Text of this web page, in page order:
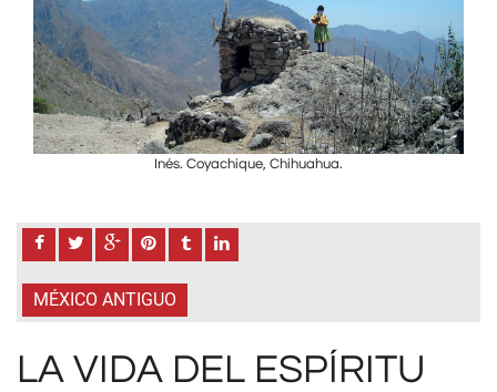
Inés. Coyachique, Chihuahua.
MÉXICO ANTIGUO
LA VIDA DEL ESPÍRITU